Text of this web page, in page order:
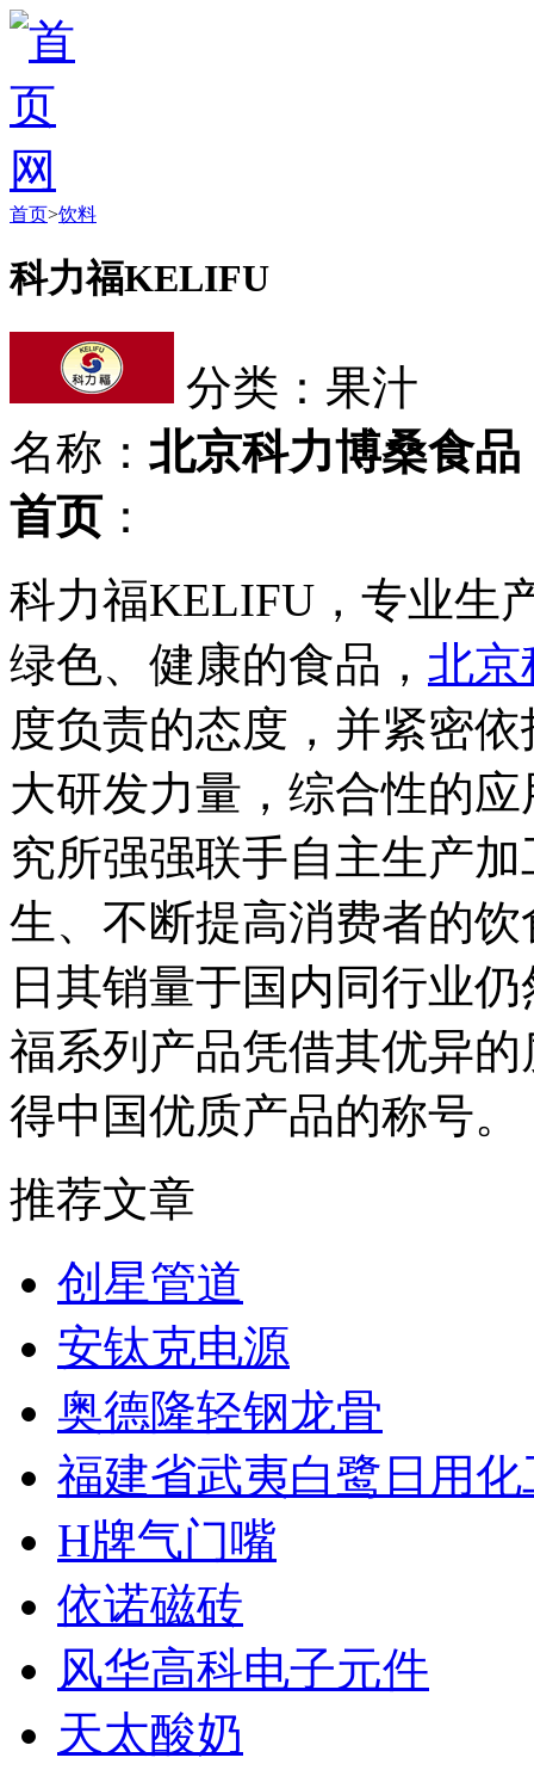
首页>饮料
科力福KELIFU
分类：果汁
名称： 北京科力博桑食品
首页 ：
科力福KELIFU，专业生
绿色、健康的食品， 北京
度负责的态度，并紧密
大研发力量，综合性的
究所强强联手自主生产
生、不断提高消费者的
日其销量于国内同行业
福系列产品凭借其优异
得中国优质产品的称号。
推荐文章
创星管道
安钛克电源
奥德隆轻钢龙骨
福建省武夷白鹭日用化
H牌气门嘴
依诺磁砖
风华高科电子元件
天太酸奶